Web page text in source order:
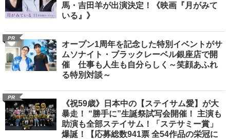
馬・吉田羊が出演決定！《映画『月がみて
いる』》
PR
オープン1周年を記念した特別イベントがサ
ムソナイト・ブラックレーベル銀座店で開
催 仕事も人生も自分らしく～笑顔あふれ
る特別対談～
PR
《祝59歳》日本中の【ステイサム愛】が大
暴走！ “勝手に”生誕祭試写会開催！ 主演も
助演も全部ステイサム！「ステサミー賞」
爆誕！【応募総数941票 全54作品の栄冠に